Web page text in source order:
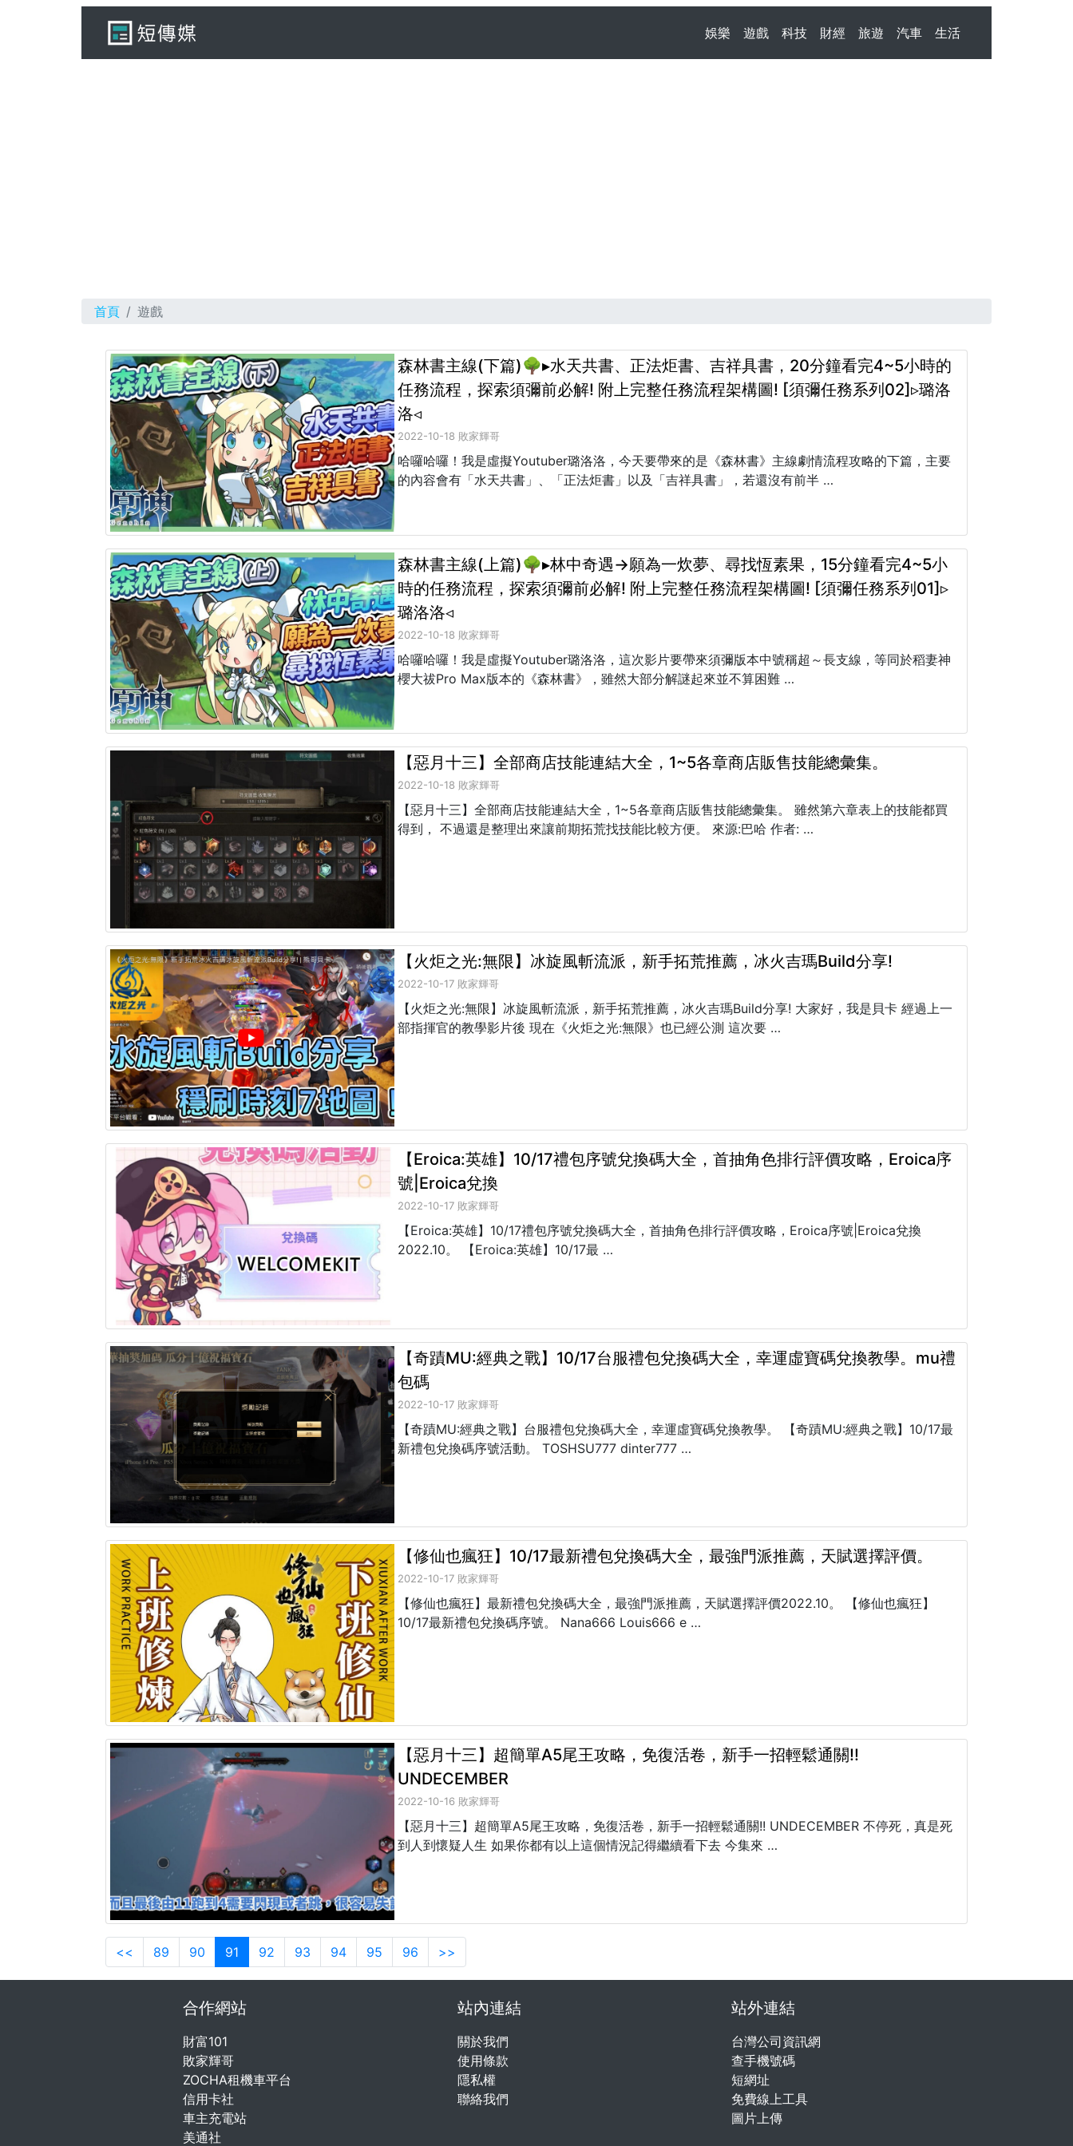
娛樂 遊戲 科技 財經 旅遊 汽車 生活
首頁 遊戲
森林書主線(下篇)🌳▸水天共書、正法炬書、吉祥具書，20分鐘看完4~5小時的
任務流程，探索須彌前必解! 附上完整任務流程架構圖! [須彌任務系列02]▹璐洛
洛◃
2022-10-18 敗家輝哥
哈囉哈囉！我是虛擬Youtuber璐洛洛，今天要帶來的是《森林書》主線劇情流程攻略的下篇，主要
的內容會有「水天共書」、「正法炬書」以及「吉祥具書」，若還沒有前半 …
森林書主線(上篇)🌳▸林中奇遇→願為一炊夢、尋找恆素果，15分鐘看完4~5小
時的任務流程，探索須彌前必解! 附上完整任務流程架構圖! [須彌任務系列01]▹
璐洛洛◃
2022-10-18 敗家輝哥
哈囉哈囉！我是虛擬Youtuber璐洛洛，這次影片要帶來須彌版本中號稱超～長支線，等同於稻妻神
櫻大祓Pro Max版本的《森林書》，雖然大部分解謎起來並不算困難 …
【惡月十三】全部商店技能連結大全，1~5各章商店販售技能總彙集。
2022-10-18 敗家輝哥
【惡月十三】全部商店技能連結大全，1~5各章商店販售技能總彙集。 雖然第六章表上的技能都買
得到， 不過還是整理出來讓前期拓荒找技能比較方便。 來源:巴哈 作者: …
【火炬之光:無限】冰旋風斬流派，新手拓荒推薦，冰火吉瑪Build分享!
2022-10-17 敗家輝哥
【火炬之光:無限】冰旋風斬流派，新手拓荒推薦，冰火吉瑪Build分享! 大家好，我是貝卡 經過上一
部指揮官的教學影片後 現在《火炬之光:無限》也已經公測 這次要 …
【Eroica:英雄】10/17禮包序號兌換碼大全，首抽角色排行評價攻略，Eroica序
號|Eroica兌換
2022-10-17 敗家輝哥
【Eroica:英雄】10/17禮包序號兌換碼大全，首抽角色排行評價攻略，Eroica序號|Eroica兌換
2022.10。 【Eroica:英雄】10/17最 …
【奇蹟MU:經典之戰】10/17台服禮包兌換碼大全，幸運虛寶碼兌換教學。mu禮
包碼
2022-10-17 敗家輝哥
【奇蹟MU:經典之戰】台服禮包兌換碼大全，幸運虛寶碼兌換教學。 【奇蹟MU:經典之戰】10/17最
新禮包兌換碼序號活動。 TOSHSU777 dinter777 …
【修仙也瘋狂】10/17最新禮包兌換碼大全，最強門派推薦，天賦選擇評價。
2022-10-17 敗家輝哥
【修仙也瘋狂】最新禮包兌換碼大全，最強門派推薦，天賦選擇評價2022.10。 【修仙也瘋狂】
10/17最新禮包兌換碼序號。 Nana666 Louis666 e …
【惡月十三】超簡單A5尾王攻略，免復活卷，新手一招輕鬆通關!!
UNDECEMBER
2022-10-16 敗家輝哥
【惡月十三】超簡單A5尾王攻略，免復活卷，新手一招輕鬆通關!! UNDECEMBER 不停死，真是死
到人到懷疑人生 如果你都有以上這個情況記得繼續看下去 今集來 …
<< 89 90 91 92 93 94 95 96 >>
合作網站
財富101
敗家輝哥
ZOCHA租機車平台
信用卡社
車主充電站
美通社
站內連結
關於我們
使用條款
隱私權
聯絡我們
站外連結
台灣公司資訊網
查手機號碼
短網址
免費線上工具
圖片上傳